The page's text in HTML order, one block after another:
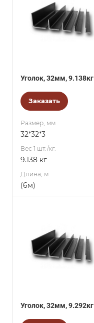
Уголок, 32мм, 9.138кг
Заказать
Размер, мм
32*32*3
Вес 1 шт./кг.
9.138 кг
Длина, м
(6м)
Уголок, 32мм, 9.292кг